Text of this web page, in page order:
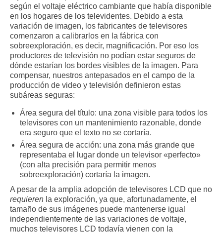
según el voltaje eléctrico cambiante que había disponible
en los hogares de los televidentes. Debido a esta
variación de imagen, los fabricantes de televisores
comenzaron a calibrarlos en la fábrica con
sobreexploración, es decir, magnificación. Por eso los
productores de televisión no podían estar seguros de
dónde estarían los bordes visibles de la imagen. Para
compensar, nuestros antepasados ​​en el campo de la
producción de video y televisión definieron estas
subáreas seguras:
Área segura del título: una zona visible para todos los
televisores con un mantenimiento razonable, donde
era seguro que el texto no se cortaría.
Área segura de acción: una zona más grande que
representaba el lugar donde un televisor «perfecto»
(con alta precisión para permitir menos
sobreexploración) cortaría la imagen.
A pesar de la amplia adopción de televisores LCD que no
requieren la exploración, ya que, afortunadamente, el
tamaño de sus imágenes puede mantenerse igual
independientemente de las variaciones de voltaje,
muchos televisores LCD todavía vienen con la